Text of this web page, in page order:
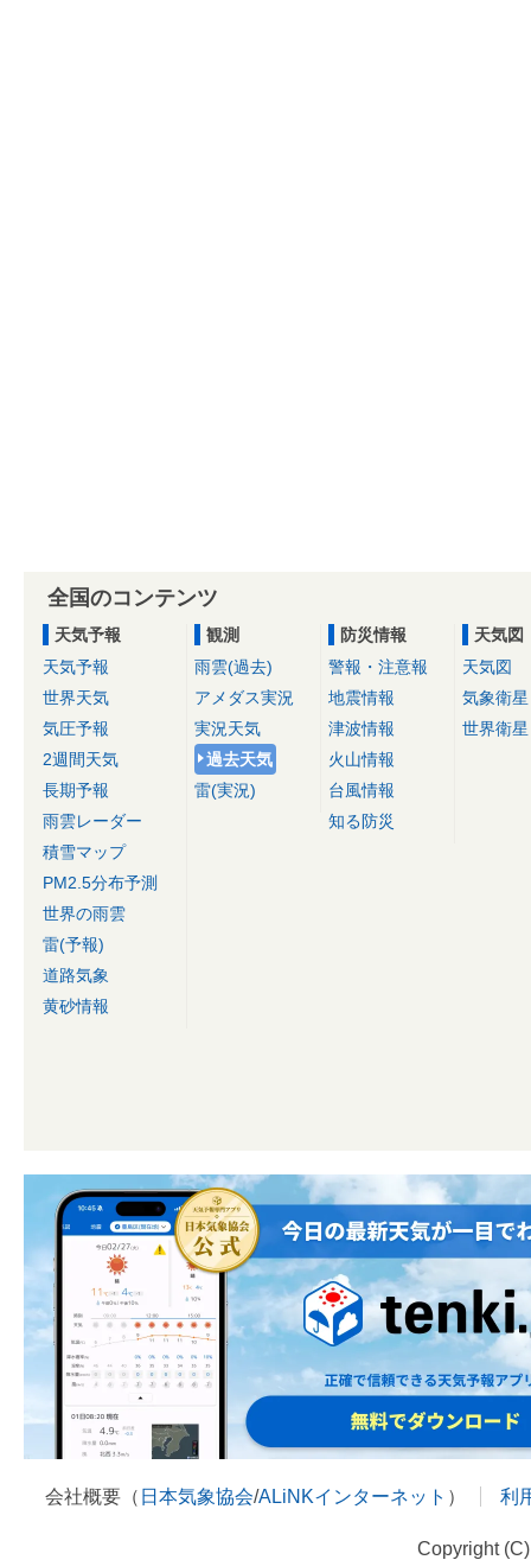
全国のコンテンツ
天気予報
天気予報
世界天気
気圧予報
2週間天気
長期予報
雨雲レーダー
積雪マップ
PM2.5分布予測
世界の雨雲
雷(予報)
道路気象
黄砂情報
観測
雨雲(過去)
アメダス実況
実況天気
過去天気
雷(実況)
防災情報
警報・注意報
地震情報
津波情報
火山情報
台風情報
知る防災
天気図
天気図
気象衛星
世界衛星
会社概要（ 日本気象協会/ALiNKインターネット ） 利
Copyright